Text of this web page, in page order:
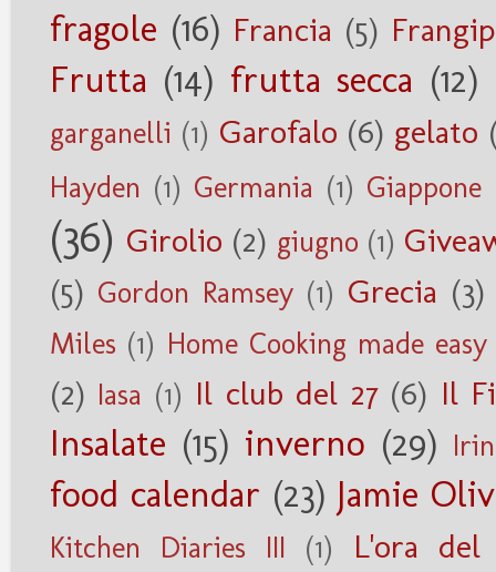
fragole (16) Francia (5)
Frutta (14) frutta secca (12)
garganelli (1) Garofalo (6) gelato
Hayden (1) Germania (1) Giappone
(36) Girolio (2) giugno (1)
(5) Gordon Ramsey (1) Grecia (3)
Miles (1) Home Cooking made easy
(2) Iasa (1) Il club del 27 (6) Il
Insalate (15) inverno (29)
food calendar (23) Jamie
Kitchen Diaries III (1) L'ora